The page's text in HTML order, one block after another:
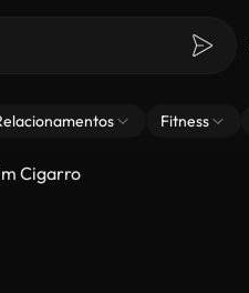
Fitness
Cigarro